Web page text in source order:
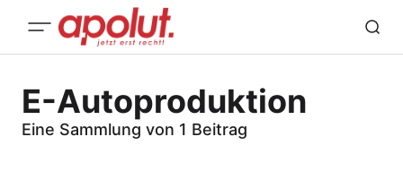
E-Autoproduktion
Eine Sammlung von 1 Beitrag